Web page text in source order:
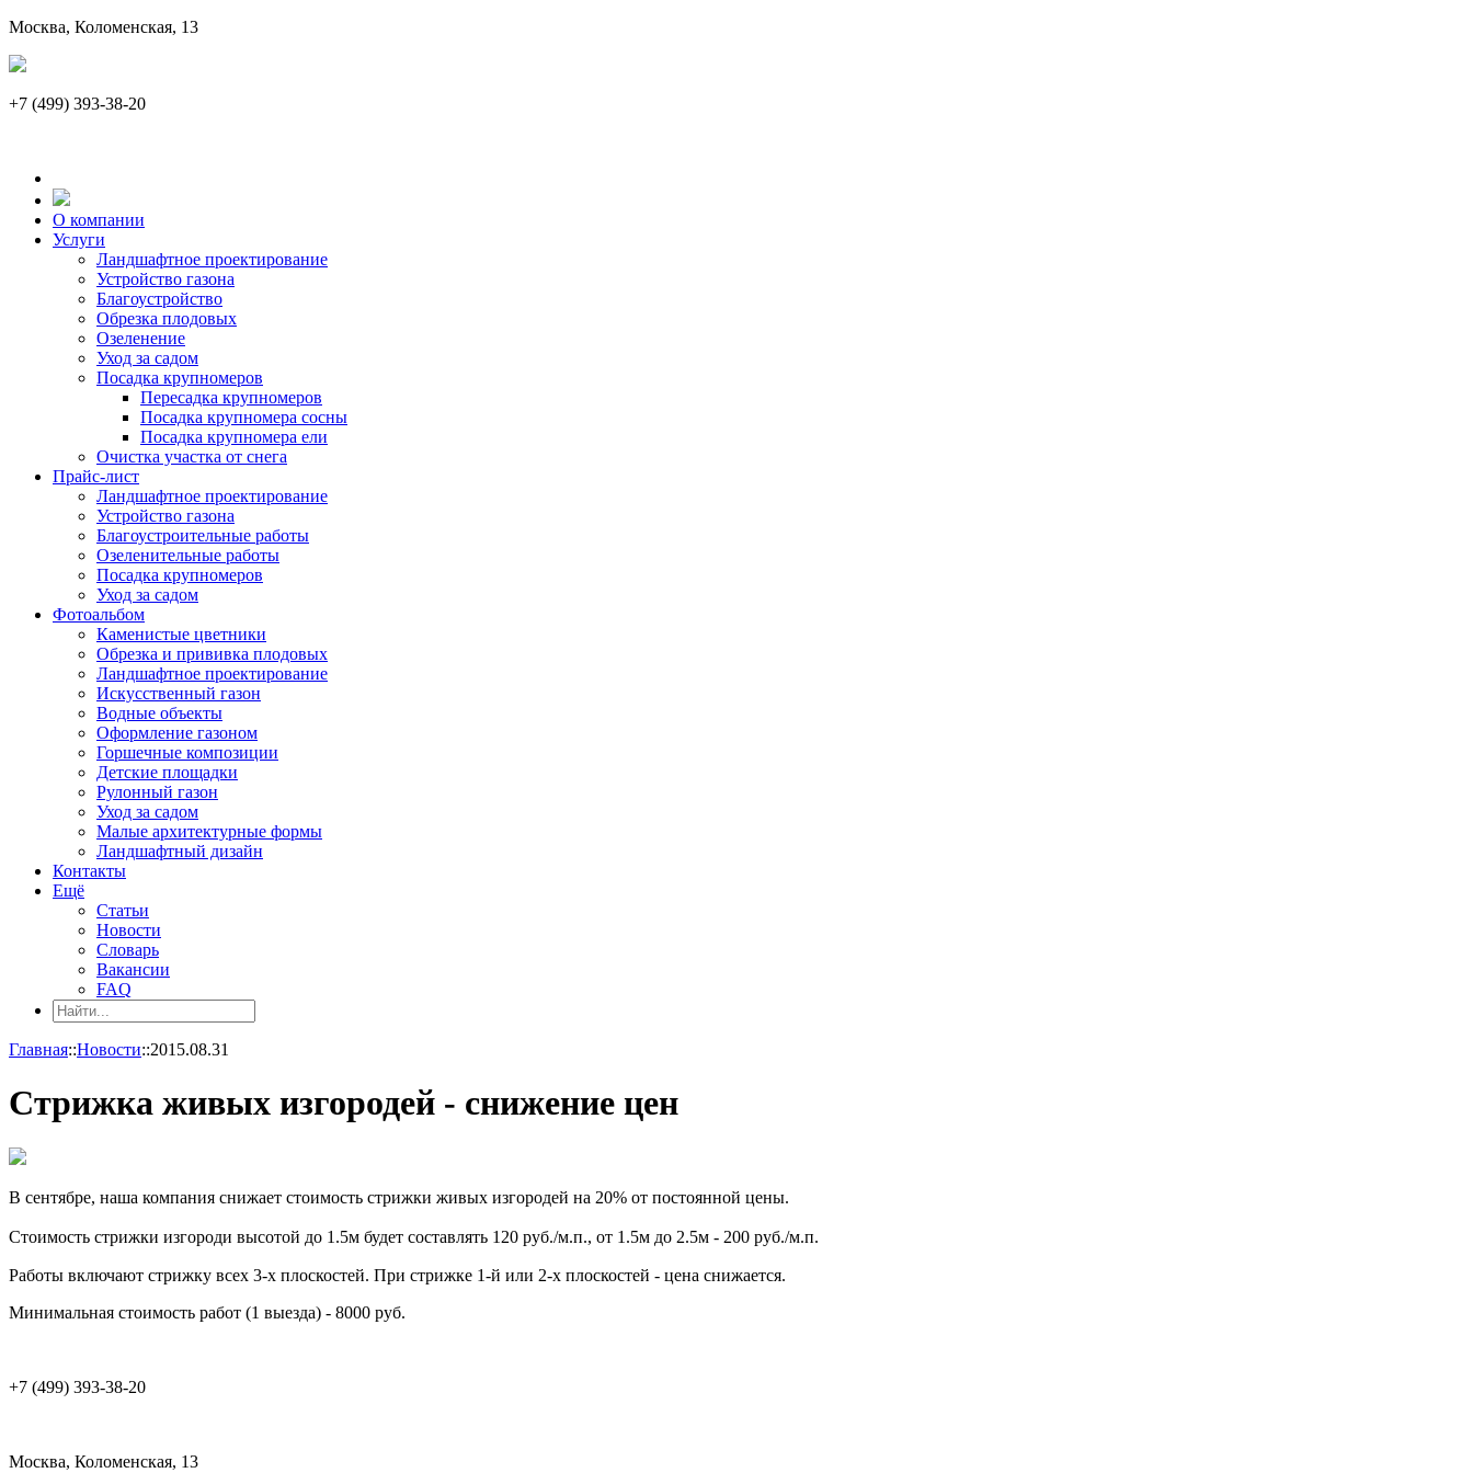
Москва, Коломенская, 13
+7 (499) 393-38-20
О компании
Услуги
Ландшафтное проектирование
Устройство газона
Благоустройство
Обрезка плодовых
Озеленение
Уход за садом
Посадка крупномеров
Пересадка крупномеров
Посадка крупномера сосны
Посадка крупномера ели
Очистка участка от снега
Прайс-лист
Ландшафтное проектирование
Устройство газона
Благоустроительные работы
Озеленительные работы
Посадка крупномеров
Уход за садом
Фотоальбом
Каменистые цветники
Обрезка и прививка плодовых
Ландшафтное проектирование
Искусственный газон
Водные объекты
Оформление газоном
Горшечные композиции
Детские площадки
Рулонный газон
Уход за садом
Малые архитектурные формы
Ландшафтный дизайн
Контакты
Ещё
Статьи
Новости
Словарь
Вакансии
FAQ
Главная::Новости::2015.08.31
Стрижка живых изгородей - снижение цен
В сентябре, наша компания снижает стоимость стрижки живых изгородей на 20% от постоянной цены.
Стоимость стрижки изгороди высотой до 1.5м будет составлять 120 руб./м.п., от 1.5м до 2.5м - 200 руб./м.п.
Работы включают стрижку всех 3-х плоскостей. При стрижке 1-й или 2-х плоскостей - цена снижается.
Минимальная стоимость работ (1 выезда) - 8000 руб.
+7 (499) 393-38-20
Москва, Коломенская, 13